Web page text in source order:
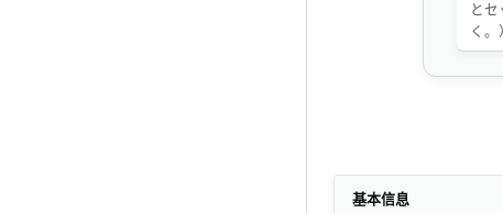
と
く。）
基本信息